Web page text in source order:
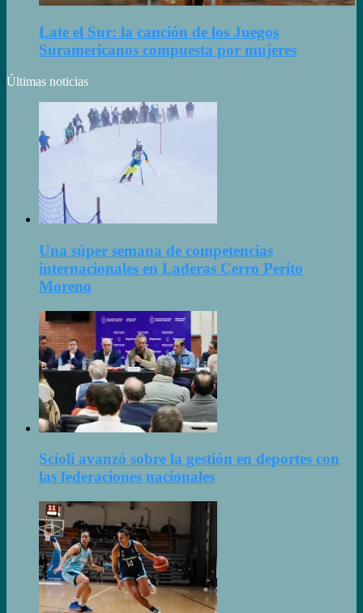
Late el Sur: la canción de los Juegos
Suramericanos compuesta por mujeres
Últimas noticias
Una súper semana de competencias
internacionales en Laderas Cerro Perito
Moreno
Scioli avanzó sobre la gestión en deportes con
las federaciones nacionales